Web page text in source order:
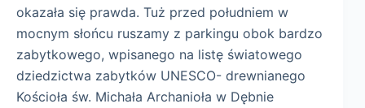
okazała się prawda. Tuż przed południem w
mocnym słońcu ruszamy z parkingu obok bardzo
zabytkowego, wpisanego na listę światowego
dziedzictwa zabytków UNESCO- drewnianego
Kościoła św. Michała Archanioła w Dębnie